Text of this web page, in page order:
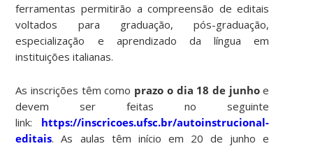
ferramentas permitirão a compreensão de editais
voltados para graduação, pós-graduação,
especialização e aprendizado da língua em
instituições italianas.
As inscrições têm como prazo o dia 18 de junhoe
devem ser feitas no seguinte
link: https://inscricoes.ufsc.br/autoinstrucional-
editais. As aulas têm início em 20 de junho e